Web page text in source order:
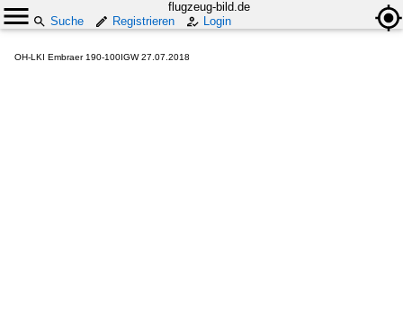
flugzeug-bild.de
Suche
Registrieren Login
OH-LKI Embraer 190-100IGW 27.07.2018